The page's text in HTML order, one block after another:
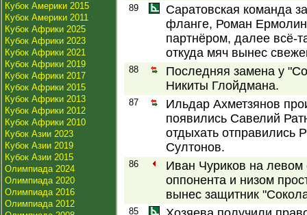
Кубок Америки 2015
Кубок Америки 2011
Кубок Африки 2025
Кубок Африки 2023
Кубок Африки 2021
Кубок Африки 2019
Кубок Африки 2017
Кубок Африки 2015
Кубок Африки 2013
Кубок Африки 2012
Кубок Африки 2010
Кубок Азии 2023
Кубок Азии 2019
Кубок Азии 2015
Олимпиада 2024
Олимпиада 2020
Олимпиада 2016
Олимпиада 2012
89
Саратовская команда
фланге, Роман
партнёром, далее всё-
откуда мяч вынес
88
Последняя замена у
Никиты Глойдмана.
87
Ильдар Ахметзянов
появились Савелий
отдыхать отправились
Султонов.
86
Иван Чуриков на левом
оппонента и низом
вынес защитник
85